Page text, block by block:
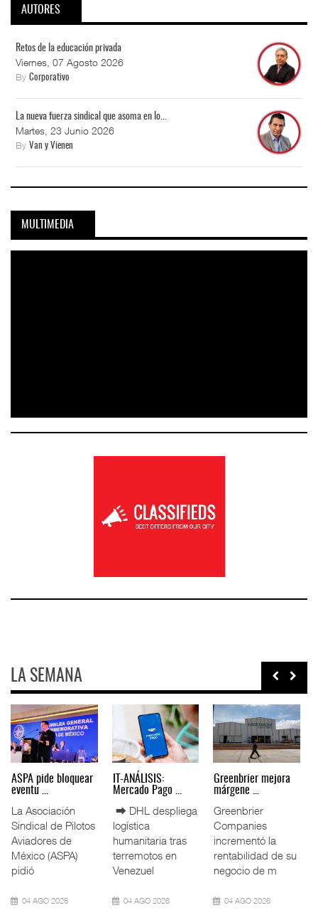
AUTORES
Retos de la educación privada
Viernes, 07 Agosto 2026
By Corporativo
La nueva fuerza sindical que asoma en lo...
Martes, 23 Junio 2026
By Van y Vienen
MULTIMEDIA
LA SEMANA
Miguel Ángel Bres
encabez ...
La Confederación
de Cámaras
Industriales
(CONCAMIN)
designó a Migu
07 AGO 2026
IT-ANÁLISIS: Puerto
Lázar ...
⮕ Canal de
Panamá reducirá
nuevamente el
calado de
Neopanamax ⮕
06 AGO 2026
La ATTRAPI licita
red de ...
La Agencia de
Trenes y
Transporte Público
Integrado
(ATTRAPI) abri
06 AGO 2026